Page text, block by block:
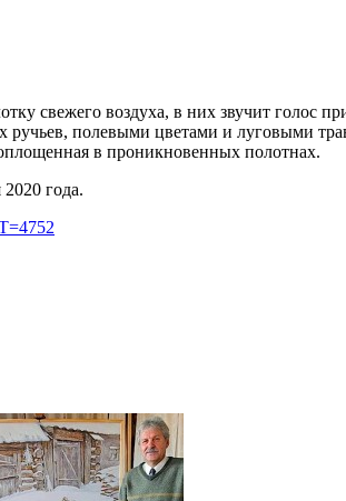
свежего воздуха, в них звучит голос
полевыми цветами и луговыми
в проникновенных полотнах.
года.